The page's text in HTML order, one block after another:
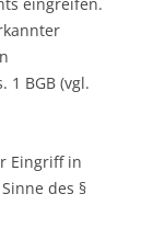
1 BGB (vgl.
Eingriff in
des §